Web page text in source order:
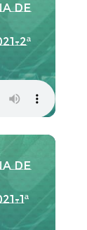
de
2ª
de
1ª